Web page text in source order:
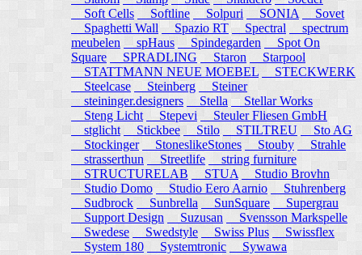
Soft Cells
Softline Solpuri SONIA
Sovet
Spaghetti Wall
Spazio RT Spectral
spectrum
meubelen
spHaus Spindegarden
Spot On
Square
SPRADLING Staron
Starpool
STATTMANN NEUE MOEBEL
STECKWERK
Steelcase
Steinberg
Steiner
steininger.designers
Stella Stellar Works
Steng Licht
Stepevi
Steuler Fliesen GmbH
stglicht
Stickbee Stilo STILTREU
Sto AG
Stockinger
StoneslikeStones Stouby
Strahle
strasserthun
Streetlife
string furniture
STRUCTURELAB
STUA
Studio Brovhn
Studio Domo
Studio Eero Aarnio
Stuhrenberg
Sudbrock
Sunbrella SunSquare
Supergrau
Support Design
Suzusan
Svensson Markspelle
Swedese
Swedstyle Swiss Plus
Swissflex
System 180
Systemtronic Sywawa